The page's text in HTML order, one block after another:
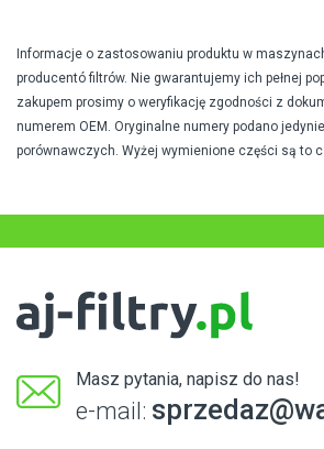
Informacje o zastosowaniu produktu w
producentó filtrów. Nie gwarantujemy ich pełnej
zakupem prosimy o weryfikację zgodności z
numerem OEM. Oryginalne numery podano
porównawczych. Wyżej wymienione części są to
Masz pytania, napisz do nas!
e-mail: